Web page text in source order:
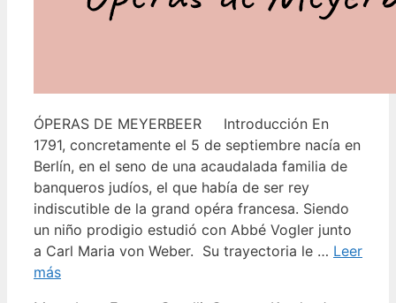
ÓPERAS DE MEYERBEER Introducción En
1791, concretamente el 5 de septiembre nacía en
Berlín, en el seno de una acaudalada familia de
banqueros judíos, el que había de ser rey
indiscutible de la grand opéra francesa. Siendo
un niño prodigio estudió con Abbé Vogler junto
a Carl Maria von Weber. Su trayectoria le … Leer
más